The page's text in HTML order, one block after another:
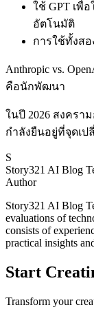
ใช้ GPT เพื่
อัตโนมัติ
การใช้ทั้งส
Anthropic vs.
คือนักพัฒนา
ในปี 2026 สงครา
กำลังยืนอยู่ที่จุดเป
S
Story321 AI Blog
Author
Story321 AI Blog
evaluations of
consists of
practical insights
Start
Transform your